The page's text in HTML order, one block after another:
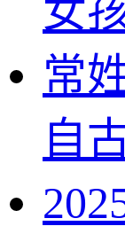
女
常
自